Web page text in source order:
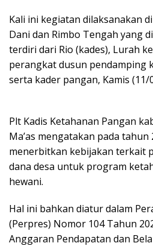
Kali ini kegiatan dilaksanakan
Dani dan Rimbo Tengah yang
terdiri dari Rio (kades), Lurah
perangkat dusun pendamping
serta kader pangan, Kamis (11/
Plt Kadis Ketahanan Pangan
Ma’as mengatakan pada
menerbitkan kebijakan terkait
dana desa untuk program
hewani.
Hal ini bahkan diatur dalam
(Perpres) Nomor 104 Tahun
Anggaran Pendapatan dan